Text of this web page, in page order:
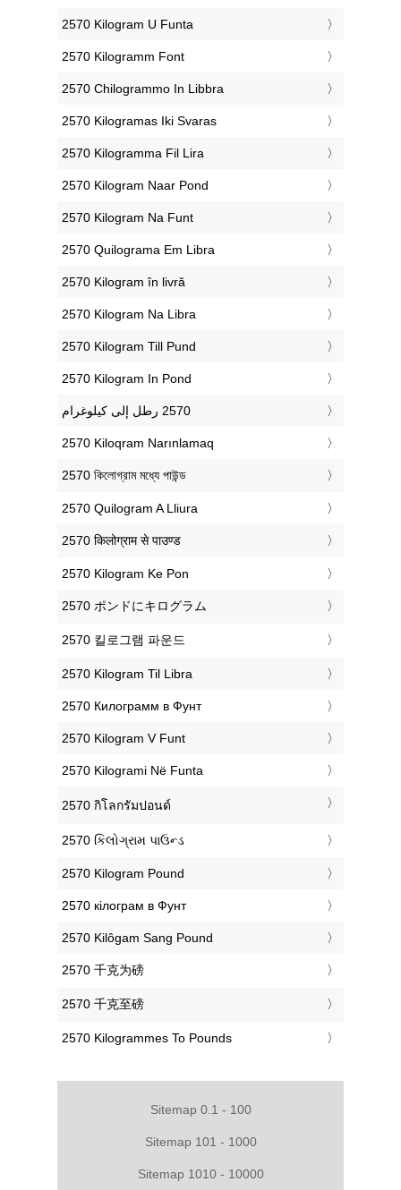
‎2570 Kilogram U Funta
‎2570 Kilogramm Font
‎2570 Chilogrammo In Libbra
‎2570 Kilogramas Iki Svaras
‎2570 Kilogramma Fil Lira
‎2570 Kilogram Naar Pond
‎2570 Kilogram Na Funt
‎2570 Quilograma Em Libra
‎2570 Kilogram în livră
‎2570 Kilogram Na Libra
‎2570 Kilogram Till Pund
‎2570 Kilogram In Pond
‎2570 Kiloqram Narınlamaq
‎2570 কিলোগ্রাম মধ্যে পাউন্ড
‎2570 Quilogram A Lliura
‎2570 किलोग्राम से पाउण्ड
‎2570 Kilogram Ke Pon
‎2570 ポンドにキログラム
‎2570 킬로그램 파운드
‎2570 Kilogram Til Libra
‎2570 Килограмм в Фунт
‎2570 Kilogram V Funt
‎2570 Kilogrami Në Funta
‎2570 กิโลกรัมปอนด์
‎2570 કિલોગ્રામ પાઉન્ડ
‎2570 Kilogram Pound
‎2570 кілограм в Фунт
‎2570 Kilôgam Sang Pound
‎2570 千克为磅
‎2570 千克至磅
‎2570 Kilogrammes To Pounds
Sitemap 0.1 - 100
Sitemap 101 - 1000
Sitemap 1010 - 10000